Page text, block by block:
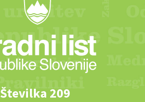
Številka 209